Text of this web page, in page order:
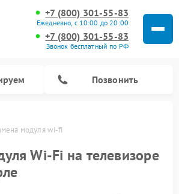
+7 (800) 301-55-83
Ежедневно, с 10:00 до 20:00
+7 (800) 301-55-83
Звонок бесплатный по РФ
Позвонить
модуля wi-fi
Wi-Fi на телевизоре